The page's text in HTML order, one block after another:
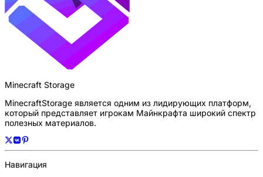
Minecraft Storage
MinecraftStorage является одним из лидирующих платформ,
который представляет игрокам Майнкрафта широкий спектр
полезных материалов.
Навигация